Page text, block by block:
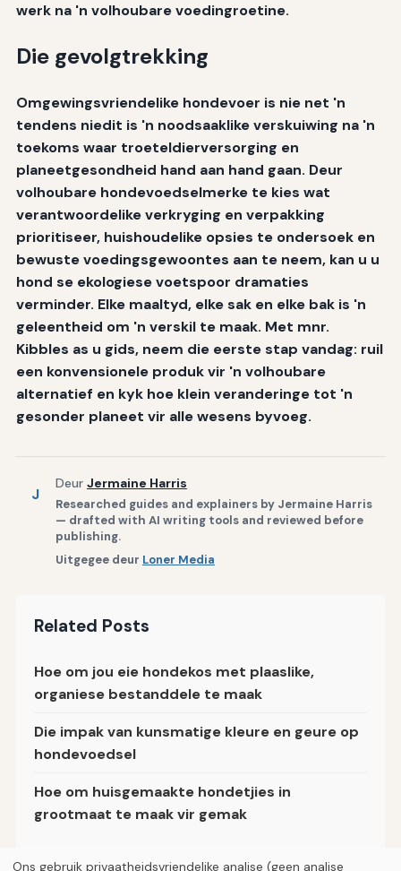
werk na 'n volhoubare voedingroetine.
Die gevolgtrekking
Omgewingsvriendelike hondevoer is nie net 'n
tendens niedit is 'n noodsaaklike verskuiwing na 'n
toekoms waar troeteldierversorging en
planeetgesondheid hand aan hand gaan. Deur
volhoubare hondevoedselmerke te kies wat
verantwoordelike verkryging en verpakking
prioritiseer, huishoudelike opsies te ondersoek en
bewuste voedingsgewoontes aan te neem, kan u u
hond se ekologiese voetspoor dramaties
verminder. Elke maaltyd, elke sak en elke bak is 'n
geleentheid om 'n verskil te maak. Met mnr.
Kibbles as u gids, neem die eerste stap vandag: ruil
een konvensionele produk vir 'n volhoubare
alternatief en kyk hoe klein veranderinge tot 'n
gesonder planeet vir alle wesens byvoeg.
J
Deur Jermaine Harris
Researched guides and explainers by Jermaine Harris
— drafted with AI writing tools and reviewed before
publishing.
Uitgegee deur Loner Media
Related Posts
Hoe om jou eie hondekos met plaaslike,
organiese bestanddele te maak
Die impak van kunsmatige kleure en geure op
hondevoedsel
Hoe om huisgemaakte hondetjies in
grootmaat te maak vir gemak
Ons gebruik privaatheidsvriendelike analise (geen analise